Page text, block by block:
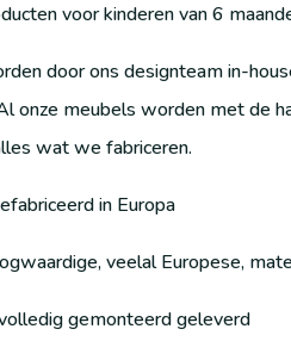
voor kinderen van 6
door ons designteam in-
onze meubels worden met de
wat we fabriceren.
in Europa
veelal Europese,
gemonteerd geleverd